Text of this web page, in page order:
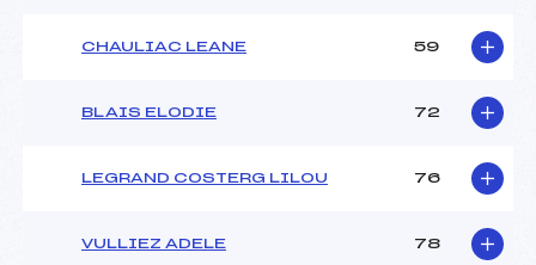
CHAULIAC LEANE 59
BLAIS ELODIE 72
LEGRAND COSTERG LILOU 76
VULLIEZ ADELE 78